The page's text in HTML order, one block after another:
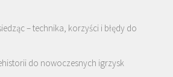
– technika, korzyści i błędy do
do nowoczesnych igrzysk